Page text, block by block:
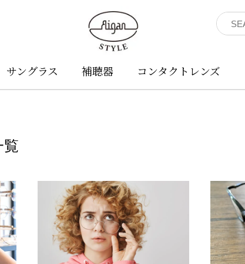
サングラス 補聴器 コンタクトレンズ
覧